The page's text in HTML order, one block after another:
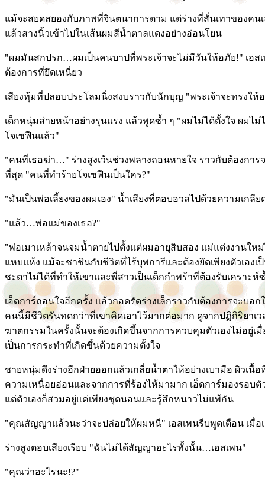
แม้จะสยดสยองกับภาพที่จินตนาการตาม แต่ร่างที่สั่นเทาของคน
แล้วสางนิ้วเข้าไปในเส้นผมสีน้ำตาลแดงอย่างอ่อนโยน
"ผมมันสกปรก…ผมเป็นคนบาปที่พระเจ้าจะไม่มีวันให้อภัย!" เอส
ต้องการที่ยึดเหนี่ยว
เสียงทุ้มที่ปลอบประโลมนิ่งสงบราวกับนักบุญ "พระเจ้าจะทรงให้
เด็กหนุ่มส่ายหน้าอย่างรุนแรง แล้วพูดซ้ำ ๆ "ผมไม่ได้ตั้งใจ ผมไ
โจเซฟีนแล้ว"
"คนที่เธอฆ่า…" ร่างสูงเว้นช่วงพลางถอนหายใจ ราวกับต้องกา
ที่สุด "คนที่ทำร้ายโจเซฟีนเป็นใคร?"
"มันเป็นพ่อเลี้ยงของผมเอง" น้ำเสียงที่ตอบอวลไปด้วยความเกลี
"แล้ว…พ่อแม่ของเธอ?"
"พ่อเมาเหล้าจนจมน้ำตายไปตั้งแต่ผมอายุสิบสอง แม่แต่งงานให
แหบแห้ง แม้จะชาชินกับชีวิตที่ไร้บุพการีและต้องยึดเพียงตัวเอง
ชะตาไม่ได้ที่ทำให้เขาและพี่สาวเป็นเด็กกำพร้าที่ต้องรับเคราะห์
เอ็ดการ์ถอนใจอีกครั้ง แล้วกอดรัดร่างเล็กราวกับต้องการจะบอ
คนนี้มีชีวิตรันทดกว่าที่เขาคิดเอาไว้มากต่อมาก ดูจากปฏิกิริยาเว
ฆาตกรรมในครั้งนั้นจะต้องเกิดขึ้นจากการควบคุมตัวเองไม่อยู่เ
เป็นการกระทำที่เกิดขึ้นด้วยความตั้งใจ
ชายหนุ่มดึงร่างอีกฝ่ายออกแล้วเกลี่ยน้ำตาให้อย่างเบามือ ผิวเนื้
ความเหนื่อยอ่อนและจากการที่ร้องไห้มามาก เอ็ดการ์มองรอบ
แต่ตัวเองก็สวมอยู่แค่เพียงชุดนอนและรู้สึกหนาวไม่แพ้กัน
"คุณสัญญาแล้วนะว่าจะปล่อยให้ผมหนี" เอสเพนรีบพูดเตือน เมื่
ร่างสูงตอบเสียงเรียบ "ฉันไม่ได้สัญญาอะไรทั้งนั้น…เอสเพน"
"คุณว่าอะไรนะ!?"